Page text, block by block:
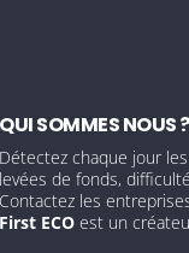
QUI SOMMES NOUS ?
Détectez chaque jour
levées de fonds,
Contactez les
First ECO est un